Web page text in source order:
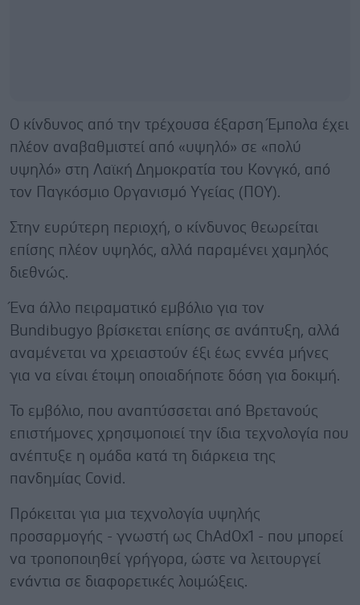
Ο κίνδυνος από την τρέχουσα έξαρση Έμπολα έχει
πλέον αναβαθμιστεί από «υψηλό» σε «πολύ
υψηλό» στη Λαϊκή Δημοκρατία του Κονγκό, από
τον Παγκόσμιο Οργανισμό Υγείας (ΠΟΥ).
Στην ευρύτερη περιοχή, ο κίνδυνος θεωρείται
επίσης πλέον υψηλός, αλλά παραμένει χαμηλός
διεθνώς.
Ένα άλλο πειραματικό εμβόλιο για τον
Bundibugyo βρίσκεται επίσης σε ανάπτυξη, αλλά
αναμένεται να χρειαστούν έξι έως εννέα μήνες
για να είναι έτοιμη οποιαδήποτε δόση για δοκιμή.
Το εμβόλιο, που αναπτύσσεται από Βρετανούς
επιστήμονες χρησιμοποιεί την ίδια τεχνολογία που
ανέπτυξε η ομάδα κατά τη διάρκεια της
πανδημίας Covid.
Πρόκειται για μια τεχνολογία υψηλής
προσαρμογής - γνωστή ως ChAdOx1 - που μπορεί
να τροποποιηθεί γρήγορα, ώστε να λειτουργεί
ενάντια σε διαφορετικές λοιμώξεις.